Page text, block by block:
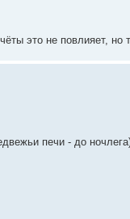
это не повлияет, но
печи - до